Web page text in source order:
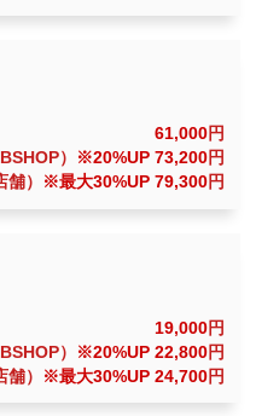
61,000円
）
※20%UP 73,200円
）
※最大30%UP 79,300円
19,000円
）
※20%UP 22,800円
）
※最大30%UP 24,700円